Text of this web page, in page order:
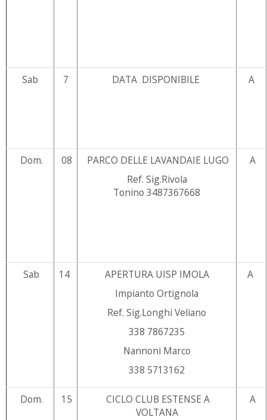
Sab 7 DATA DISPONIBILE A
Dom. 08
PARCO DELLE LAVANDAIE LUGO
Ref. Sig.Rivola
Tonino 3487367668
A
Sab 14
APERTURA UISP IMOLA
Impianto Ortignola
Ref. Sig.Longhi Veliano
338 7867235
Nannoni Marco
338 5713162
A
Dom. 15
CICLO CLUB ESTENSE A
VOLTANA
A